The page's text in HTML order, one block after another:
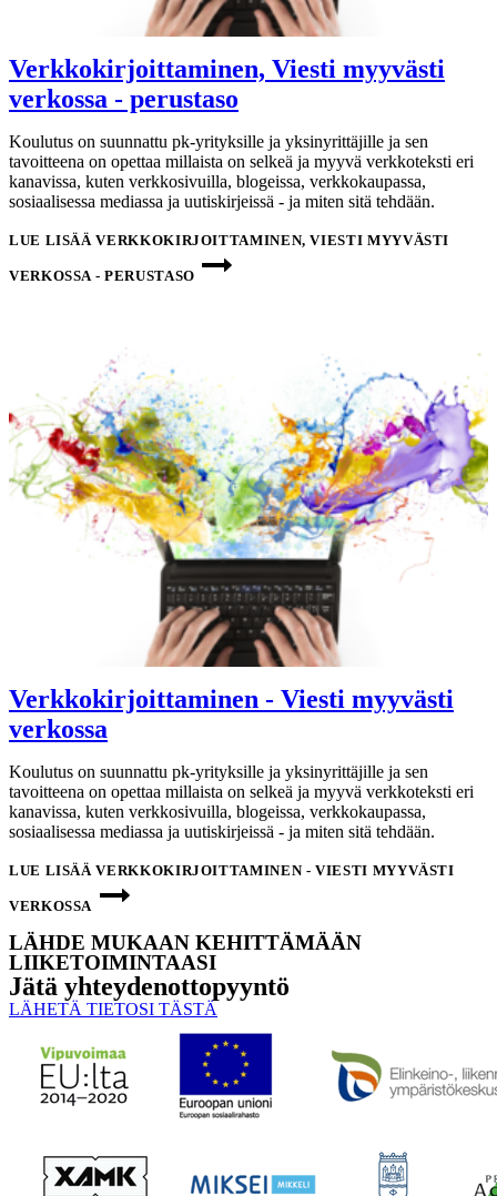
Verkkokirjoittaminen, Viesti myyvästi
verkossa - perustaso
Koulutus on suunnattu pk-yrityksille ja yksinyrittäjille ja sen
tavoitteena on opettaa millaista on selkeä ja myyvä verkkoteksti eri
kanavissa, kuten verkkosivuilla, blogeissa, verkkokaupassa,
sosiaalisessa mediassa ja uutiskirjeissä - ja miten sitä tehdään.
LUE LISÄÄVERKKOKIRJOITTAMINEN, VIESTI MYYVÄSTI
VERKOSSA - PERUSTASO
Verkkokirjoittaminen - Viesti myyvästi
verkossa
Koulutus on suunnattu pk-yrityksille ja yksinyrittäjille ja sen
tavoitteena on opettaa millaista on selkeä ja myyvä verkkoteksti eri
kanavissa, kuten verkkosivuilla, blogeissa, verkkokaupassa,
sosiaalisessa mediassa ja uutiskirjeissä - ja miten sitä tehdään.
LUE LISÄÄVERKKOKIRJOITTAMINEN - VIESTI MYYVÄSTI
VERKOSSA
LÄHDE MUKAAN KEHITTÄMÄÄN
LIIKETOIMINTAASI
Jätä yhteyden­ottopyyntö
LÄHETÄ TIETOSI TÄSTÄ